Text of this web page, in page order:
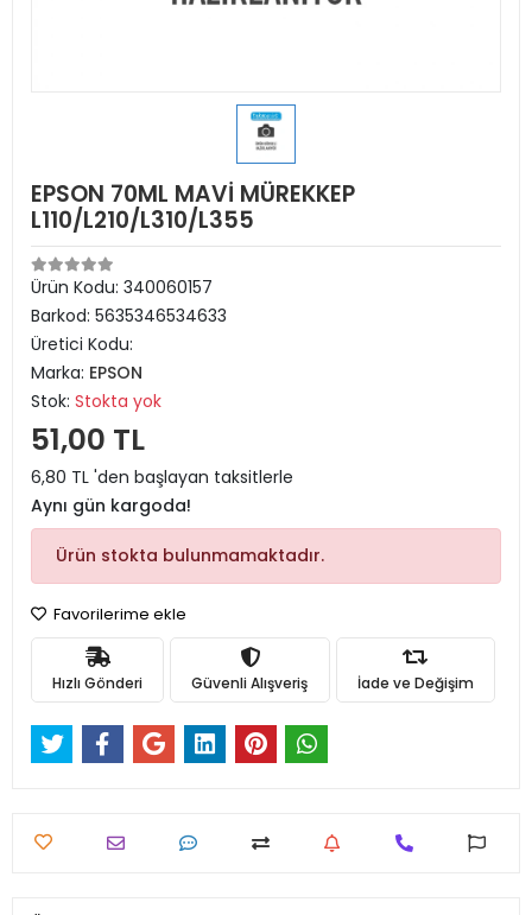
EPSON 70ML MAVİ MÜREKKEP
L110/L210/L310/L355
Ürün Kodu: 340060157
Barkod: 5635346534633
Üretici Kodu:
Marka: EPSON
Stok: Stokta yok
51,00 TL
6,80 TL 'den başlayan taksitlerle
Aynı gün kargoda!
Ürün stokta bulunmamaktadır.
Favorilerime ekle
Hızlı Gönderi Güvenli Alışveriş İade ve Değişim